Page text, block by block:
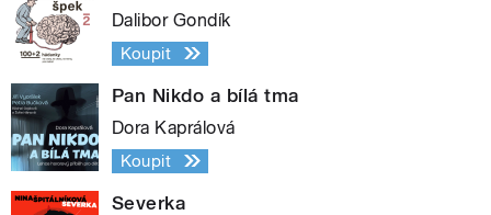
Dalibor Gondík
Koupit
Pan Nikdo a bílá tma
Dora Kaprálová
Koupit
Severka